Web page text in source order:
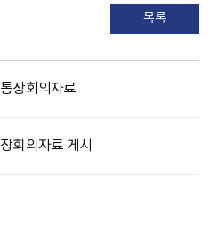
목록
장회의자료
회의자료 게시